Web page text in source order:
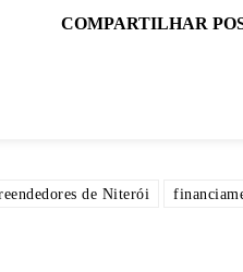
COMPARTILHAR
de Niterói